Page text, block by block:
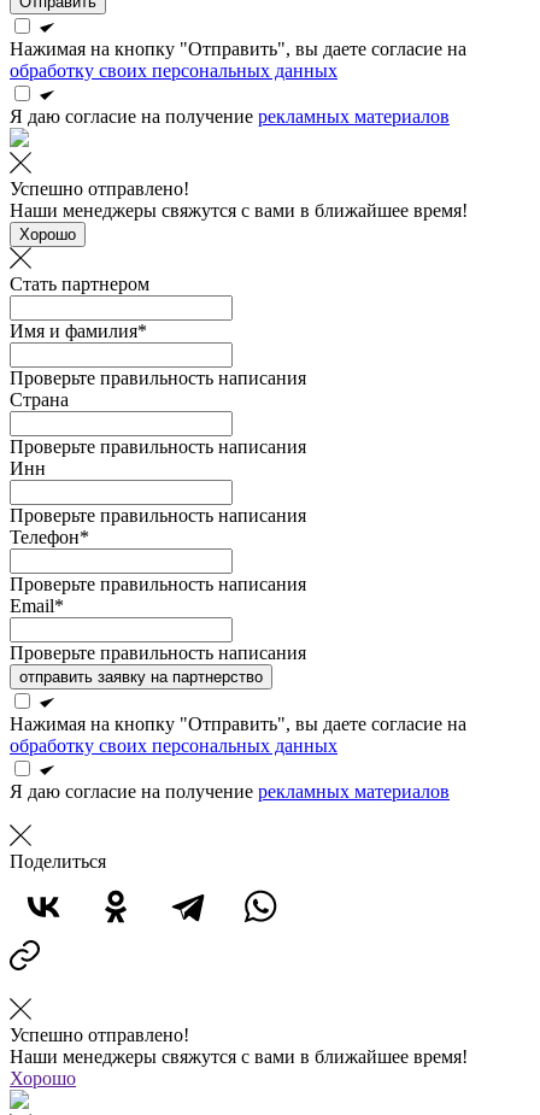
Нажимая на кнопку "Отправить", вы даете согласие на
обработку своих персональных данных
Я даю согласие на получение рекламных материалов
Успешно отправлено!
Наши менеджеры свяжутся с вами в ближайшее время!
Хорошо
Стать партнером
Имя и фамилия*
Проверьте правильность написания
Страна
Проверьте правильность написания
Инн
Проверьте правильность написания
Телефон*
Проверьте правильность написания
Email*
Проверьте правильность написания
отправить заявку на партнерство
Нажимая на кнопку "Отправить", вы даете согласие на
обработку своих персональных данных
Я даю согласие на получение рекламных материалов
Поделиться
Успешно отправлено!
Наши менеджеры свяжутся с вами в ближайшее время!
Хорошо